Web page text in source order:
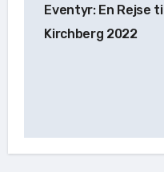
Eventyr: En Rejse til
Kirchberg 2022